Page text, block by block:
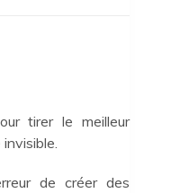
tirer le meilleur
de créer des